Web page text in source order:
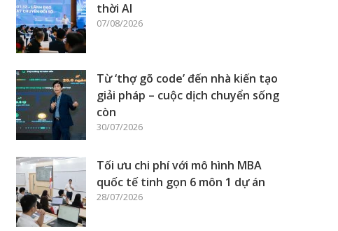
thời AI
07/08/2026
Từ ‘thợ gõ code’ đến nhà kiến tạo
giải pháp – cuộc dịch chuyển sống
còn
30/07/2026
Tối ưu chi phí với mô hình MBA
quốc tế tinh gọn 6 môn 1 dự án
28/07/2026